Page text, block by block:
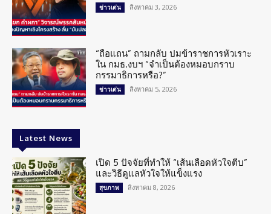
ข่าวเด่น สิงหาคม 3, 2026
“ถือแถน” ถามกลับ ปมข้าราชการหัวเราะ
ใน กมธ.งบฯ “จำเป็นต้องหมอบกราบ
กรรมาธิการหรือ?”
ข่าวเด่น สิงหาคม 5, 2026
Latest News
เปิด 5 ปัจจัยที่ทำให้ “เส้นเลือดหัวใจตีบ”
และวิธีดูแลหัวใจให้แข็งแรง
สุขภาพ สิงหาคม 8, 2026